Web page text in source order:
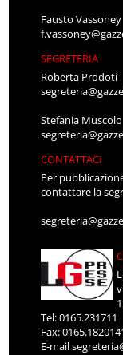
Fausto Vassoney
SEGRETERIA
Roberta Prodoti
Stefania Muscolo
CONTATTACI
Per
contattare la
Tel: 0165.231711
Fax:
E-mail